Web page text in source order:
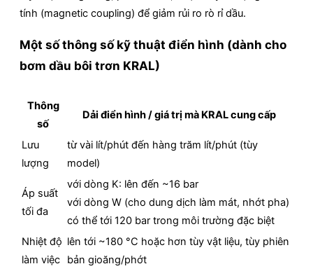
tính (magnetic coupling) để giảm rủi ro rò rỉ dầu.
Một số thông số kỹ thuật điển hình (dành cho
bơm dầu bôi trơn KRAL)
Thông
số
Dải điển hình / giá trị mà KRAL cung cấp
Lưu
lượng
từ vài lít/phút đến hàng trăm lít/phút (tùy
model)
Áp suất
tối đa
với dòng K: lên đến ~16 bar
với dòng W (cho dung dịch làm mát, nhớt pha)
có thể tới 120 bar trong môi trường đặc biệt
Nhiệt độ
làm việc
lên tới ~180 °C hoặc hơn tùy vật liệu, tùy phiên
bản gioăng/phớt